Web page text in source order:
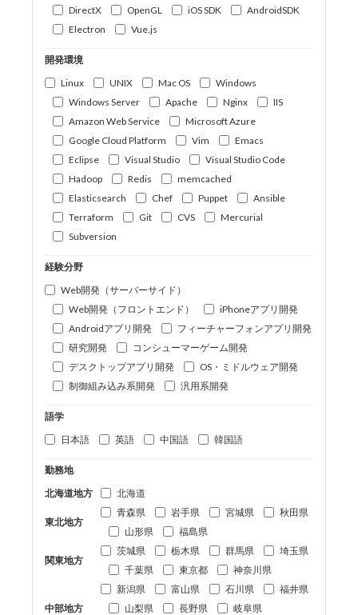
DirectX
OpenGL iOS SDK
AndroidSDK
Electron
Vue.js
開発環境
Linux
UNIX Mac OS
Windows
Windows Server
Apache Nginx
IIS
Amazon Web Service
Microsoft Azure
Google Cloud Platform
Vim
Emacs
Eclipse
Visual Studio
Visual Studio Code
Hadoop
Redis
memcached
Elasticsearch
Chef Puppet
Ansible
Terraform
Git CVS
Mercurial
Subversion
経験分野
Web開発（サーバーサイド）
Web開発（フロントエンド）
iPhoneアプリ開発
Androidアプリ開発
フィーチャーフォンアプリ開発
研究開発
コンシューマーゲーム開発
デスクトップアプリ開発
OS・ミドルウェア開発
制御組み込み系開発
汎用系開発
語学
日本語
英語 中国語 韓国語
勤務地
北海道地方
北海道
東北地方
青森県 岩手県 宮城県
秋田県
山形県
福島県
関東地方
茨城県 栃木県 群馬県
埼玉県
千葉県
東京都 神奈川県
中部地方
新潟県 富山県 石川県
福井県
山梨県
長野県
岐阜県